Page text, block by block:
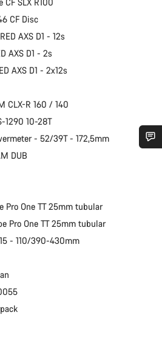
CF SLX R100
CF Disc
AXS D1 - 12s
AXS D1 - 2s
AXS D1 - 2x12s
CLX-R 160 / 140
1290 10-28T
- 52/39T - 172,5mm
DUB
Pro One TT 25mm tubular
Pro One TT 25mm tubular
- 110/390-430mm
zákazníků čekají, aby mohli
Začít chat